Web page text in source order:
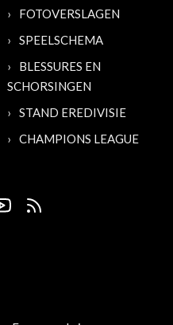
FOTOVERSLAGEN
SPEELSCHEMA
BLESSURES EN
SCHORSINGEN
STAND EREDIVISIE
CHAMPIONS LEAGUE